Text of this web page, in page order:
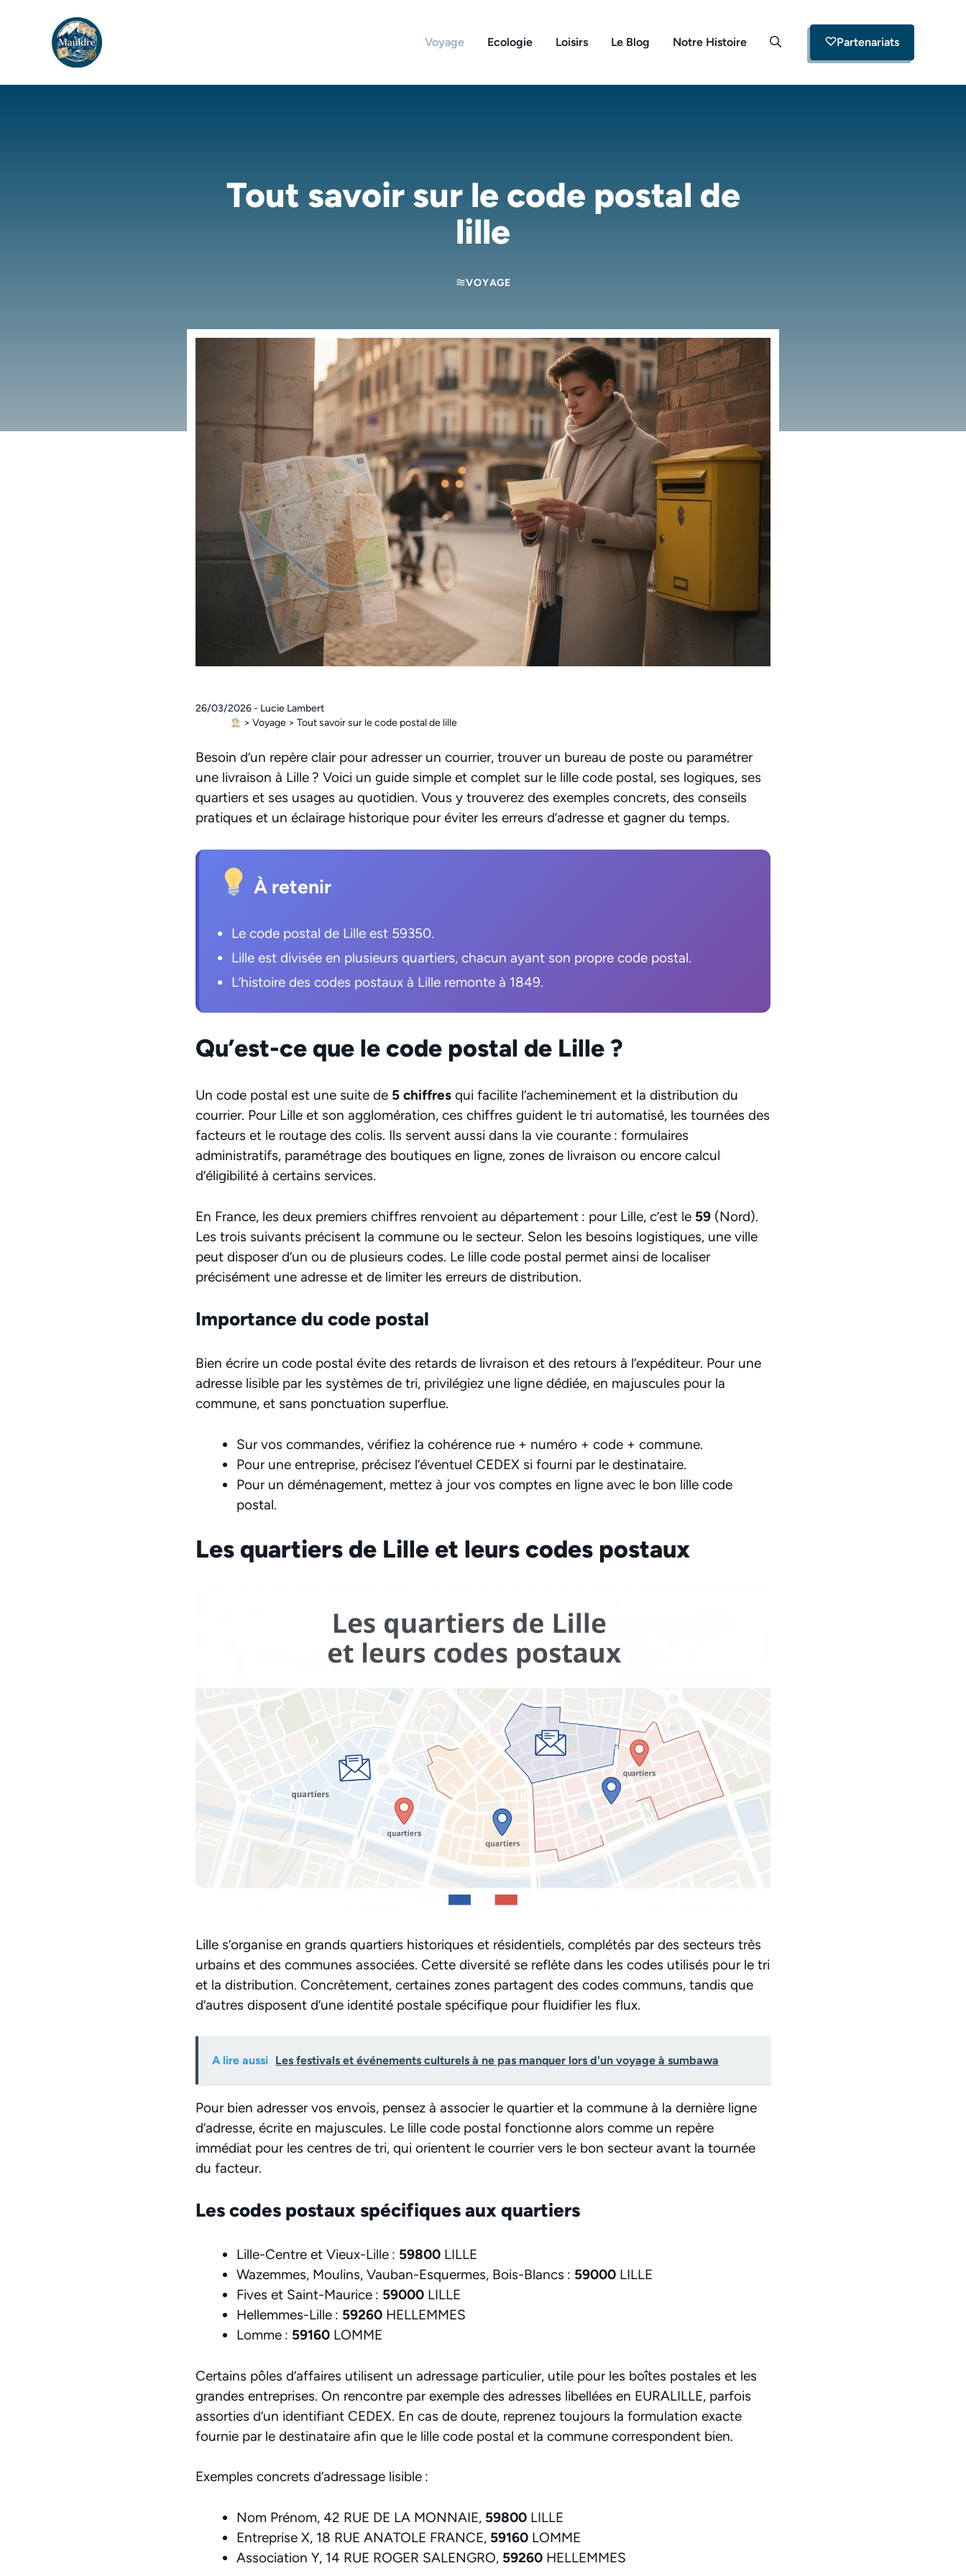
Voyage Ecologie Loisirs Le Blog Notre Histoire Partenariats
Tout savoir sur le code postal de
lille
VOYAGE
26/03/2026 - Lucie Lambert
> Voyage> Tout savoir sur le code postal de lille
Besoin d’un repère clair pour adresser un courrier, trouver un bureau de poste ou paramétrer
une livraison à Lille ? Voici un guide simple et complet sur le lille code postal, ses logiques, ses
quartiers et ses usages au quotidien. Vous y trouverez des exemples concrets, des conseils
pratiques et un éclairage historique pour éviter les erreurs d’adresse et gagner du temps.
À retenir
Le code postal de Lille est 59350.
Lille est divisée en plusieurs quartiers, chacun ayant son propre code postal.
L’histoire des codes postaux à Lille remonte à 1849.
Qu’est-ce que le code postal de Lille ?
Un code postal est une suite de 5 chiffres qui facilite l’acheminement et la distribution du
courrier. Pour Lille et son agglomération, ces chiffres guident le tri automatisé, les tournées des
facteurs et le routage des colis. Ils servent aussi dans la vie courante : formulaires
administratifs, paramétrage des boutiques en ligne, zones de livraison ou encore calcul
d’éligibilité à certains services.
En France, les deux premiers chiffres renvoient au département : pour Lille, c’est le 59 (Nord).
Les trois suivants précisent la commune ou le secteur. Selon les besoins logistiques, une ville
peut disposer d’un ou de plusieurs codes. Le lille code postal permet ainsi de localiser
précisément une adresse et de limiter les erreurs de distribution.
Importance du code postal
Bien écrire un code postal évite des retards de livraison et des retours à l’expéditeur. Pour une
adresse lisible par les systèmes de tri, privilégiez une ligne dédiée, en majuscules pour la
commune, et sans ponctuation superflue.
Sur vos commandes, vérifiez la cohérence rue + numéro + code + commune.
Pour une entreprise, précisez l’éventuel CEDEX si fourni par le destinataire.
Pour un déménagement, mettez à jour vos comptes en ligne avec le bon lille code
postal.
Les quartiers de Lille et leurs codes postaux
Lille s’organise en grands quartiers historiques et résidentiels, complétés par des secteurs très
urbains et des communes associées. Cette diversité se reflète dans les codes utilisés pour le tri
et la distribution. Concrètement, certaines zones partagent des codes communs, tandis que
d’autres disposent d’une identité postale spécifique pour fluidifier les flux.
A lire aussi Les festivals et événements culturels à ne pas manquer lors d'un voyage à sumbawa
Pour bien adresser vos envois, pensez à associer le quartier et la commune à la dernière ligne
d’adresse, écrite en majuscules. Le lille code postal fonctionne alors comme un repère
immédiat pour les centres de tri, qui orientent le courrier vers le bon secteur avant la tournée
du facteur.
Les codes postaux spécifiques aux quartiers
Lille-Centre et Vieux-Lille : 59800 LILLE
Wazemmes, Moulins, Vauban-Esquermes, Bois-Blancs : 59000 LILLE
Fives et Saint-Maurice : 59000 LILLE
Hellemmes-Lille : 59260 HELLEMMES
Lomme : 59160 LOMME
Certains pôles d’affaires utilisent un adressage particulier, utile pour les boîtes postales et les
grandes entreprises. On rencontre par exemple des adresses libellées en EURALILLE, parfois
assorties d’un identifiant CEDEX. En cas de doute, reprenez toujours la formulation exacte
fournie par le destinataire afin que le lille code postal et la commune correspondent bien.
Exemples concrets d’adressage lisible :
Nom Prénom, 42 RUE DE LA MONNAIE, 59800 LILLE
Entreprise X, 18 RUE ANATOLE FRANCE, 59160 LOMME
Association Y, 14 RUE ROGER SALENGRO, 59260 HELLEMMES